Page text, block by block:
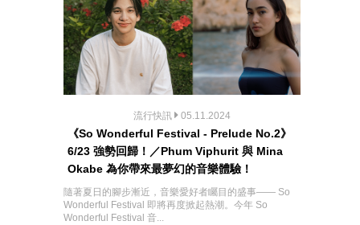
流行快訊 05.11.2024
《So Wonderful Festival - Prelude No.2》
6/23 強勢回歸！／Phum Viphurit 與 Mina
Okabe 為你帶來最夢幻的音樂體驗！
隨著夏日的腳步漸近，音樂愛好者矚目的盛事—— So
Wonderful Festival 即將再度掀起熱潮。今年 So
Wonderful Festival 音...